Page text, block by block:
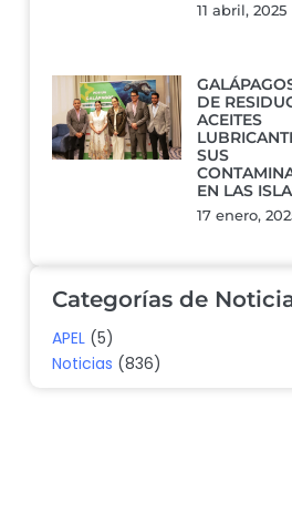
11 abril, 2025
DE
ACEITES
SUS
EN LAS
17 enero,
Categorías de
APEL(5)
Noticias (836)